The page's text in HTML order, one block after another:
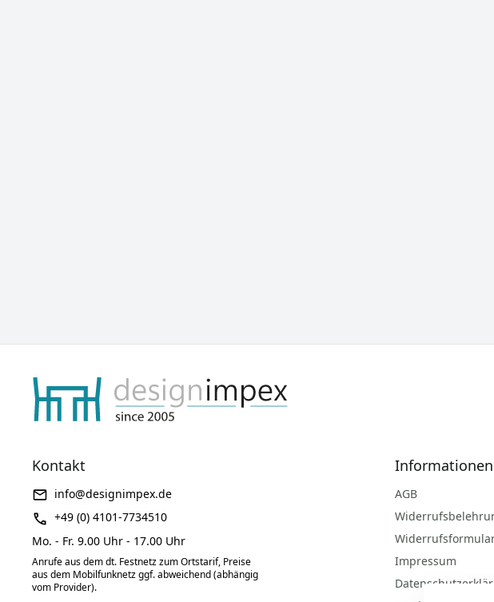
Kontakt
info@designimpex.de
+49 (0) 4101-7734510
Mo. - Fr. 9.00 Uhr - 17.00 Uhr
Anrufe aus dem dt. Festnetz zum Ortstarif, Preise
aus dem Mobilfunknetz ggf. abweichend (abhängig
vom Provider).
Informationen
AGB
Impressum